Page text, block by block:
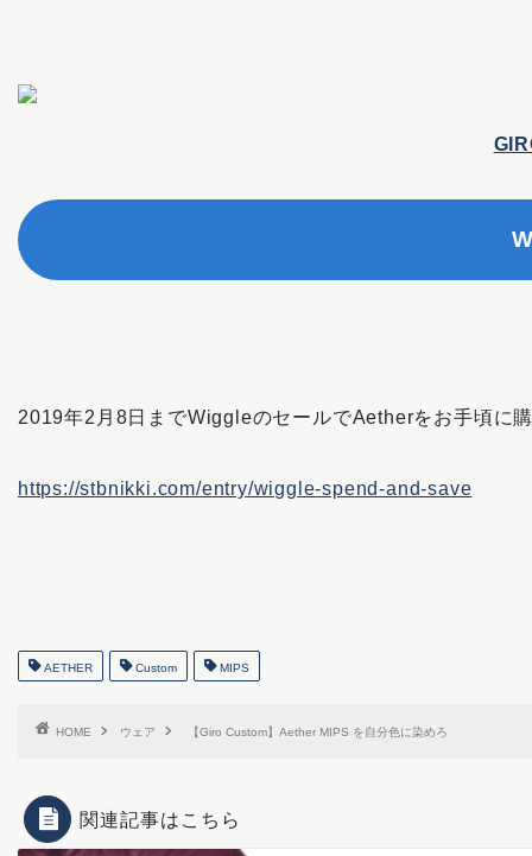
2019年2月8日までWiggleのセールでAetherをお手頃に
https://stbnikki.com/entry/wiggle-spend-and-save
AETHER Custom MIPS
HOME ウェア 【Giro Custom】Aether MIPS を自分色に染めろ
関連記事はこちら